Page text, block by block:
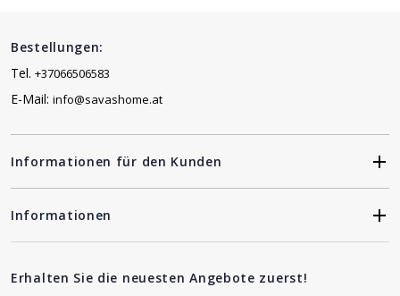
Bestellungen:
Tel. +37066506583
E-Mail: info@savashome.at
Informationen für den Kunden
Informationen
Erhalten Sie die neuesten Angebote zuerst!